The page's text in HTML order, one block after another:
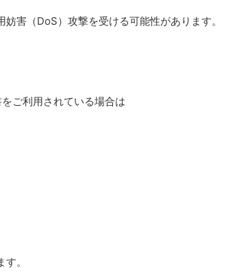
害（DoS）攻撃を受ける可能性があります。
ご利用されている場合は
。